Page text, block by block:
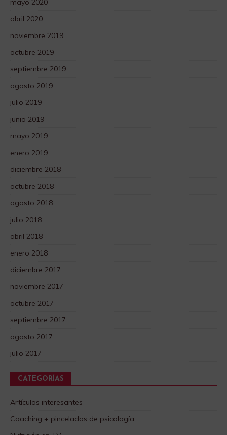
mayo 2020
abril 2020
noviembre 2019
octubre 2019
septiembre 2019
agosto 2019
julio 2019
junio 2019
mayo 2019
enero 2019
diciembre 2018
octubre 2018
agosto 2018
julio 2018
abril 2018
enero 2018
diciembre 2017
noviembre 2017
octubre 2017
septiembre 2017
agosto 2017
julio 2017
CATEGORÍAS
Artículos interesantes
Coaching + pinceladas de psicología